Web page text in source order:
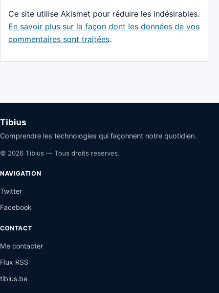
Ce site utilise Akismet pour réduire les indésirables.
En savoir plus sur la façon dont les données de vos
commentaires sont traitées.
Tibius
Comprendre les technologies qui façonnent notre quotidien.
© 2026 Tibius — Tous droits reserves.
NAVIGATION
Twitter
Facebook
CONTACT
Me contacter
Flux RSS
tibius.be